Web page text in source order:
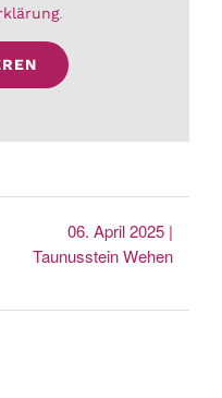
.
06. April 2025 |
Taunusstein Wehen